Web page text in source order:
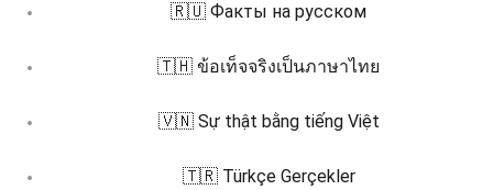
🇷🇺 Факты на русском
🇹🇭 ข้อเท็จจริงเป็นภาษาไทย
🇻🇳 Sự thật bằng tiếng Việt
🇹🇷 Türkçe Gerçekler